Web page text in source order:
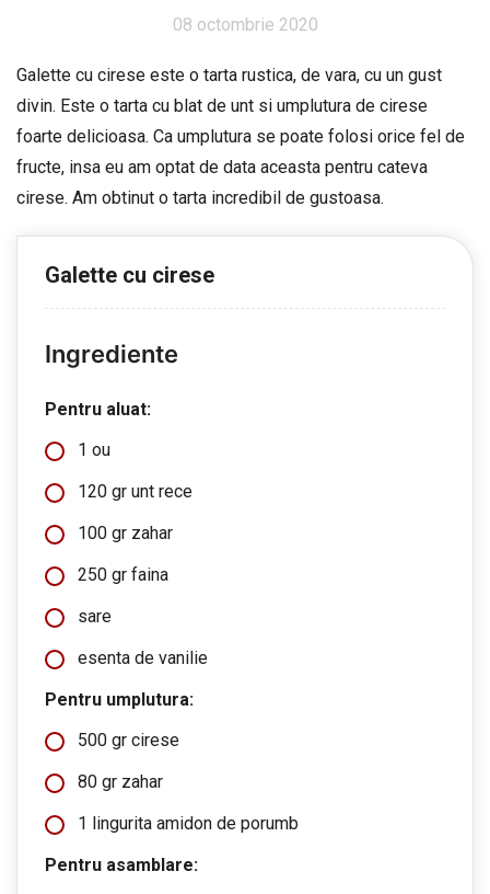
08 octombrie 2020
Galette cu cirese este o tarta rustica, de vara, cu un gust
divin. Este o tarta cu blat de unt si umplutura de cirese
foarte delicioasa. Ca umplutura se poate folosi orice fel de
fructe, insa eu am optat de data aceasta pentru cateva
cirese. Am obtinut o tarta incredibil de gustoasa.
Galette cu cirese
Ingrediente
Pentru aluat:
1 ou
120 gr unt rece
100 gr zahar
250 gr faina
sare
esenta de vanilie
Pentru umplutura:
500 gr cirese
80 gr zahar
1 lingurita amidon de porumb
Pentru asamblare: